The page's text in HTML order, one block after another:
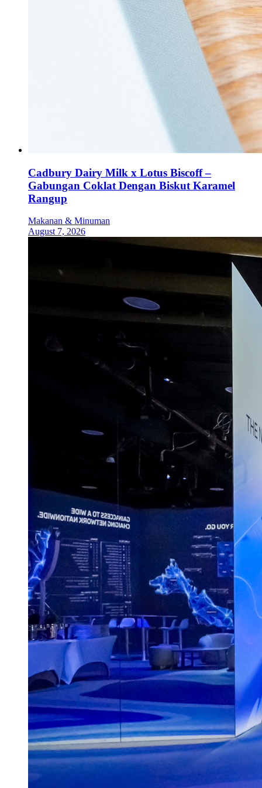
Cadbury Dairy Milk x Lotus Biscoff –
Gabungan Coklat Dengan Biskut Karamel
Rangup
Makanan & Minuman
August 7, 2026